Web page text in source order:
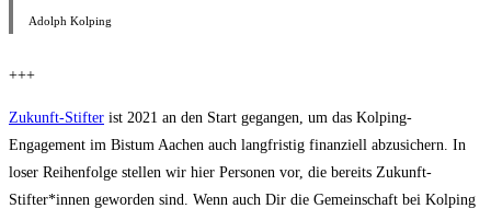
Adolph Kolping
+++
Zukunft-Stifter ist 2021 an den Start gegangen, um das Kolping-
Engagement im Bistum Aachen auch langfristig finanziell abzusichern. In
loser Reihenfolge stellen wir hier Personen vor, die bereits Zukunft-
Stifter*innen geworden sind. Wenn auch Dir die Gemeinschaft bei Kolping